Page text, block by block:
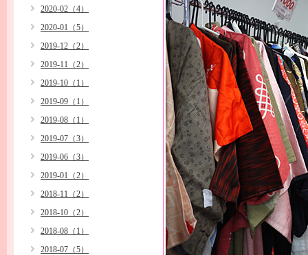
2020-02（4）
2020-01（5）
2019-12（2）
2019-11（2）
2019-10（1）
2019-09（1）
2019-08（1）
2019-07（3）
2019-06（3）
2019-01（2）
2018-11（2）
2018-10（2）
2018-08（1）
2018-07（5）